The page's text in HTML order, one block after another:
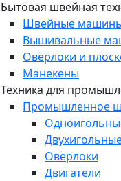
Бытовая швейная
Швейные
Вышивальные
Оверлоки и
Манекены
Техника для
Промышленное
Оверлоки
Двигатели